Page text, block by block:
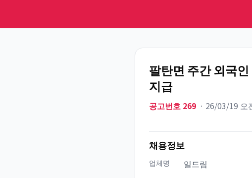
팔탄면 주간 외국
지급
공고번호 269 ㆍ 26/03/19 오
채용정보
업체명 일드림